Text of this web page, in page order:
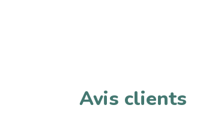
Avis clients